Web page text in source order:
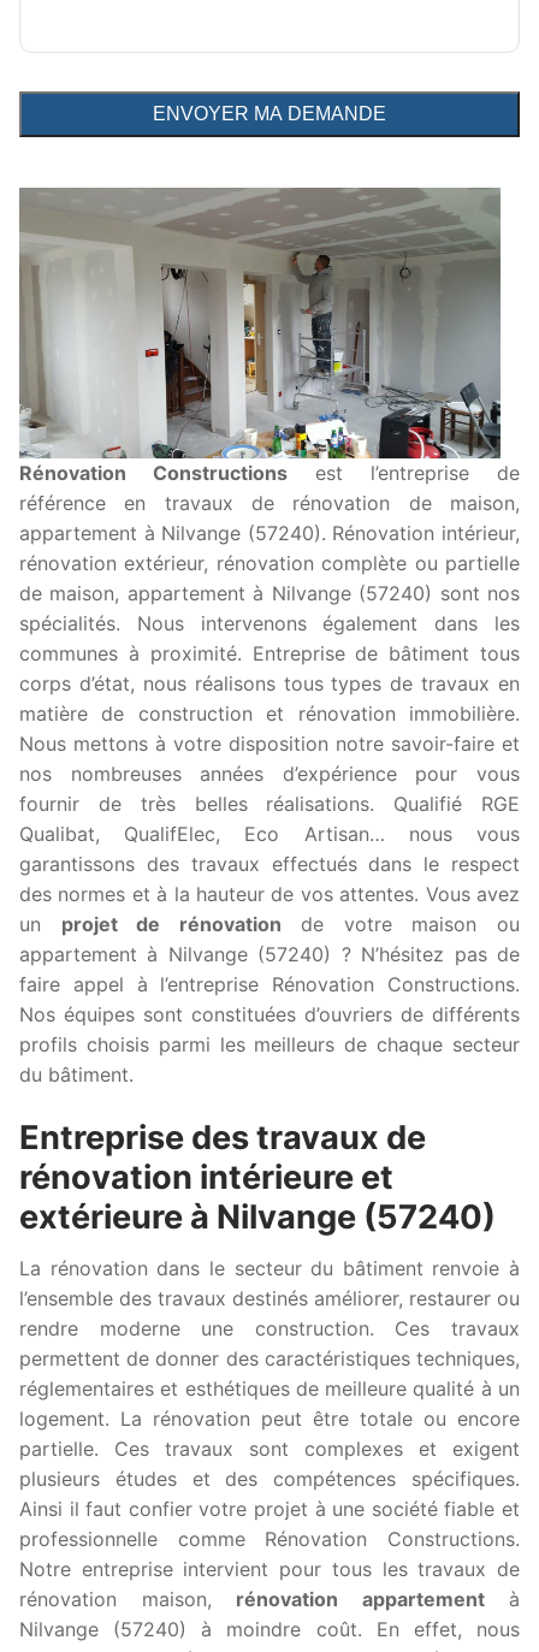
Rénovation Constructions est l’entreprise de
référence en travaux de rénovation de maison,
appartement à Nilvange (57240). Rénovation intérieur,
rénovation extérieur, rénovation complète ou partielle
de maison, appartement à Nilvange (57240) sont nos
spécialités. Nous intervenons également dans les
communes à proximité. Entreprise de bâtiment tous
corps d’état, nous réalisons tous types de travaux en
matière de construction et rénovation immobilière.
Nous mettons à votre disposition notre savoir-faire et
nos nombreuses années d’expérience pour vous
fournir de très belles réalisations. Qualifié RGE
Qualibat, QualifElec, Eco Artisan… nous vous
garantissons des travaux effectués dans le respect
des normes et à la hauteur de vos attentes. Vous avez
un projet de rénovation de votre maison ou
appartement à Nilvange (57240) ? N’hésitez pas de
faire appel à l’entreprise Rénovation Constructions.
Nos équipes sont constituées d’ouvriers de différents
profils choisis parmi les meilleurs de chaque secteur
du bâtiment.
Entreprise des travaux de
rénovation intérieure et
extérieure à Nilvange (57240)
La rénovation dans le secteur du bâtiment renvoie à
l’ensemble des travaux destinés améliorer, restaurer ou
rendre moderne une construction. Ces travaux
permettent de donner des caractéristiques techniques,
réglementaires et esthétiques de meilleure qualité à un
logement. La rénovation peut être totale ou encore
partielle. Ces travaux sont complexes et exigent
plusieurs études et des compétences spécifiques.
Ainsi il faut confier votre projet à une société fiable et
professionnelle comme Rénovation Constructions.
Notre entreprise intervient pour tous les travaux de
rénovation maison, rénovation appartementà
Nilvange (57240) à moindre coût. En effet, nous